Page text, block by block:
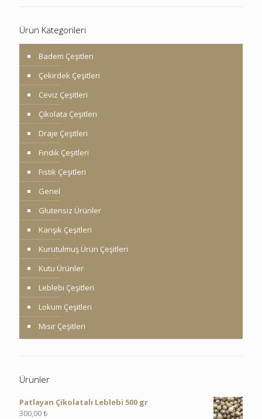
Ürün Kategorileri
Badem Çeşitleri
Çekirdek Çeşitleri
Ceviz Çeşitleri
Çikolata Çeşitleri
Draje Çeşitleri
Fındık Çeşitleri
Fıstık Çeşitleri
Genel
Glutensiz Ürünler
Karışık Çeşitleri
Kurutulmuş Ürün Çeşitleri
Kutu Ürünler
Leblebi Çeşitleri
Lokum Çeşitleri
Mısır Çeşitleri
Ürünler
Patlayan Çikolatalı Leblebi 500 gr
300,00₺